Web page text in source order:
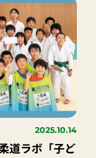
2025.10.14
道ラボ「子ど